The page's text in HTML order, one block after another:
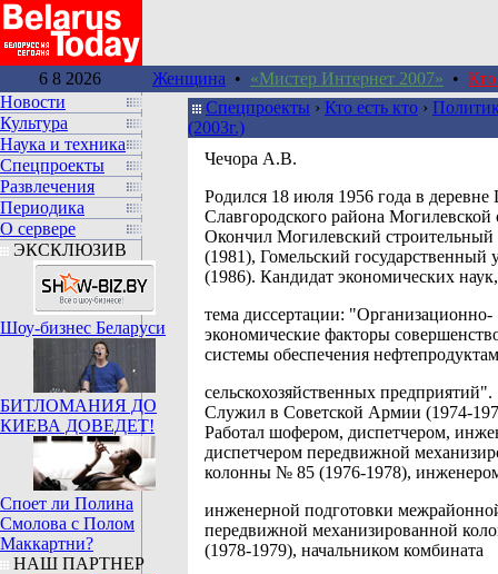
6 8 2026 Женщина • «Мистер Интернет 2007» • Кто
Новости
Культура
Наука и техника
Спецпроекты
Развлечения
Периодика
О сервере
ЭКСКЛЮЗИВ
Шоу-бизнес Беларуси
БИТЛОМАНИЯ ДО
КИЕВА ДОВЕДЕТ!
Споет ли Полина
Смолова с Полом
Маккартни?
НАШ ПАРТНЕР
Спецпроекты › Кто есть кто ›
(2003г.)
Чечора А.В.
Родился 18 июля 1956 года в
Славгородского района Могилевской
Окончил Могилевский строительный
(1981), Гомельский государственный
(1986). Кандидат экономических наук,
тема диссертации: "Организационно-
экономические факторы
системы обеспечения
сельскохозяйственных предприятий".
Служил в Советской Армии (1974-
Работал шофером, диспетчером,
диспетчером передвижной
колонны № 85 (1976-1978),
инженерной подготовки
передвижной механизированной
(1978-1979), начальником комбината